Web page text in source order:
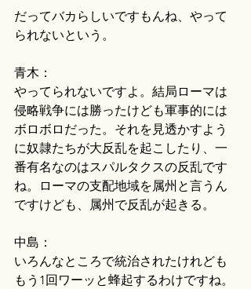
だってバカらしいですもんね、やって
られないという。
青木：
やってられないですよ。結局ローマは
侵略戦争には勝ったけども軍事的には
ボロボロだった。それを見透かすよう
に奴隷たちが大反乱を起こしたり、一
番有名なのはスパルタクスの反乱です
ね。ローマの支配地域を属州と言うん
ですけども、属州で反乱が起きる。
中島：
いろんなところで統治されたけれども
もう1回ワーッと蜂起するわけですね。